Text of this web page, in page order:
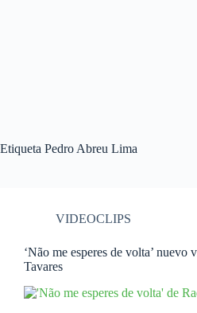
Etiqueta Pedro Abreu Lima
VIDEOCLIPS
‘Não me esperes de volta’ nuevo
Tavares